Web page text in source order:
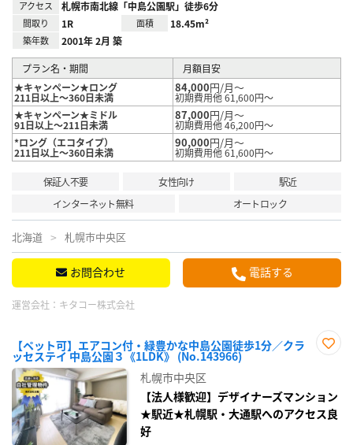
アクセス 札幌市南北線「中島公園駅」徒歩6分
間取り 1R 面積 18.45m²
築年数 2001年 2月 築
プラン名・期間
月額目安
★キャンペーン★ロング
211日以上～360日未満
84,000円/月～
初期費用他 61,600円～
★キャンペーン★ミドル
91日以上～211日未満
87,000円/月～
初期費用他 46,200円～
*ロング（エコタイプ）
211日以上～360日未満
90,000円/月～
初期費用他 61,600円～
保証人不要 女性向け
駅近
インターネット無料
オートロック
北海道 札幌市中央区
お問合わせ 電話する
運営会社： キタコー株式会社
【ペット可】エアコン付・緑豊かな中島公園徒歩1分／クラ
ッセステイ 中島公園３《1LDK》 (No.143966)
録
札幌市中央区
【法人様歓迎】デザイナーズマンション
★駅近★札幌駅・大通駅へのアクセス良
好